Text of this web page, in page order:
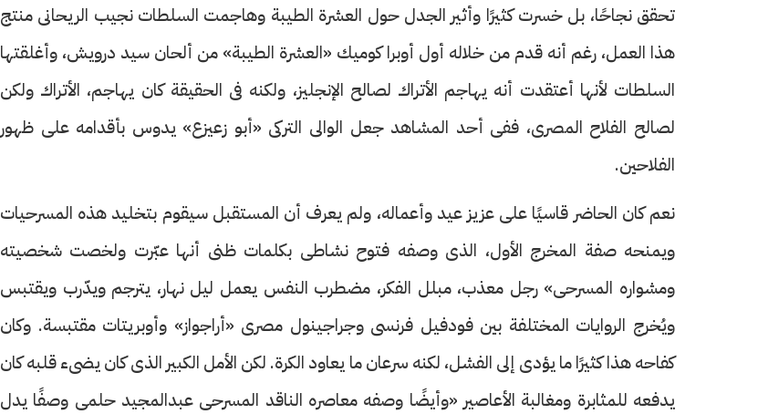
تحقق نجاحًا، بل خسرت كثيرًا وأثير الجدل حول العشرة الطيبة وهاجمت السلطات نجيب الريحانى منتج
هذا العمل، رغم أنه قدم من خلاله أول أوبرا كوميك «العشرة الطيبة» من ألحان سيد درويش، وأغلقتها
السلطات لأنها أعتقدت أنه يهاجم الأتراك لصالح الإنجليز، ولكنه فى الحقيقة كان يهاجم، الأتراك ولكن
لصالح الفلاح المصرى، ففى أحد المشاهد جعل الوالى التركى «أبو زعيزع» يدوس بأقدامه على ظهور
الفلاحين.
نعم كان الحاضر قاسيًا على عزيز عيد وأعماله، ولم يعرف أن المستقبل سيقوم بتخليد هذه المسرحيات
ويمنحه صفة المخرج الأول، الذى وصفه فتوح نشاطى بكلمات ظنى أنها عبّرت ولخصت شخصيته
ومشواره المسرحى» رجل معذب، مبلل الفكر، مضطرب النفس يعمل ليل نهار، يترجم ويدّرب ويقتبس
ويُخرج الروايات المختلفة بين فودفيل فرنسى وجراجينول مصرى «أراجواز» وأوبريتات مقتبسة. وكان
كفاحه هذا كثيرًا ما يؤدى إلى الفشل، لكنه سرعان ما يعاود الكرة. لكن الأمل الكبير الذى كان يضىء قلبه كان
يدفعه للمثابرة ومغالبة الأعاصير «وأيضًا وصفه معاصره الناقد المسرحى عبدالمجيد حلمى وصفًا يدل